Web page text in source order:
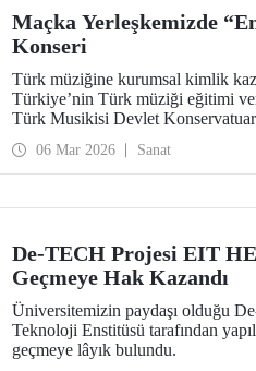
Maçka Yerleşkemizde
Konseri
Türk müziğine kurumsal kimlik
Türkiye’nin Türk müziği eğitimi
Türk Musikisi Devlet
06 Mar 2026 Sanat
De-TECH Projesi EIT
Geçmeye Hak Kazandı
Üniversitemizin paydaşı olduğu
Teknoloji Enstitüsü tarafından
geçmeye lâyık bulundu.